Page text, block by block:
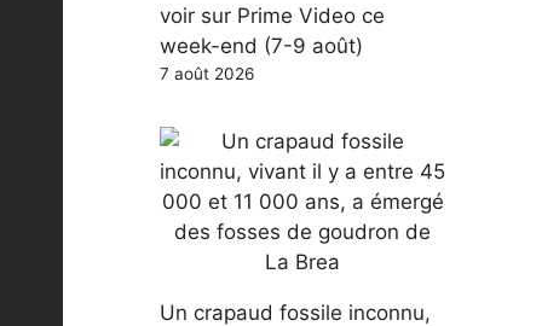
voir sur Prime Video ce
week-end (7-9 août)
7 août 2026
Un crapaud fossile inconnu,